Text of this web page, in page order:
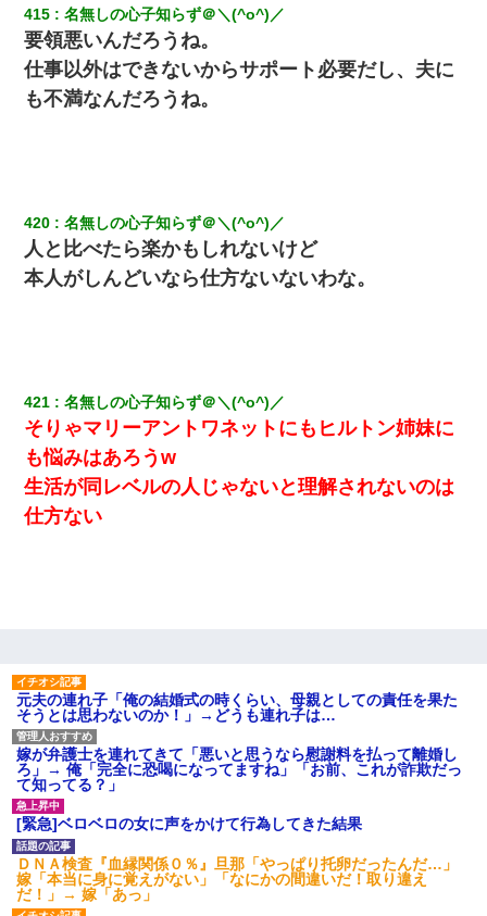
415 名無しの心子知らず＠＼(^o^)／
要領悪いんだろうね。
仕事以外はできないからサポート必要だし、夫に
も不満なんだろうね。
420 名無しの心子知らず＠＼(^o^)／
人と比べたら楽かもしれないけど
本人がしんどいなら仕方ないないわな。
421 名無しの心子知らず＠＼(^o^)／
そりゃマリーアントワネットにもヒルトン姉妹に
も悩みはあろうw
生活が同レベルの人じゃないと理解されないのは
仕方ない
元夫の連れ子「俺の結婚式の時くらい、母親としての責任を果た
そうとは思わないのか！」→どうも連れ子は…
嫁が弁護士を連れてきて「悪いと思うなら慰謝料を払って離婚し
ろ」→ 俺「完全に恐喝になってますね」「お前、これが詐欺だっ
て知ってる？」
[緊急]ベロベロの女に声をかけて行為してきた結果
ＤＮＡ検査『血縁関係０％』旦那「やっぱり托卵だったんだ…」
嫁「本当に身に覚えがない」「なにかの間違いだ！取り違え
だ！」→ 嫁「あっ」